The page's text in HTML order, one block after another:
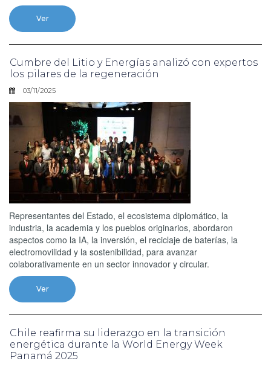
Ver
Cumbre del Litio y Energías analizó con expertos
los pilares de la regeneración
03/11/2025
Representantes del Estado, el ecosistema diplomático, la
industria, la academia y los pueblos originarios, abordaron
aspectos como la IA, la inversión, el reciclaje de baterías, la
electromovilidad y la sostenibilidad, para avanzar
colaborativamente en un sector innovador y circular.
Ver
Chile reafirma su liderazgo en la transición
energética durante la World Energy Week
Panamá 2025